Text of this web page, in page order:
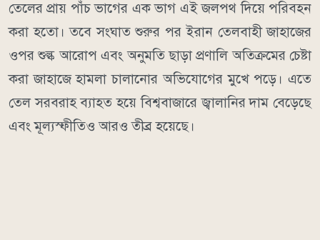
তেলের প্রায় পাঁচ ভাগের এক ভাগ এই জলপথ দিয়ে পরিবহন
করা হতো। তবে সংঘাত শুরুর পর ইরান তেলবাহী জাহাজের
ওপর শুল্ক আরোপ এবং অনুমতি ছাড়া প্রণালি অতিক্রমের চেষ্টা
করা জাহাজে হামলা চালানোর অভিযোগের মুখে পড়ে। এতে
তেল সরবরাহ ব্যাহত হয়ে বিশ্ববাজারে জ্বালানির দাম বেড়েছে
এবং মূল্যস্ফীতিও আরও তীব্র হয়েছে।